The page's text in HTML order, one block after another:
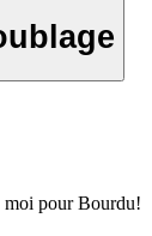
moi pour Bourdu!